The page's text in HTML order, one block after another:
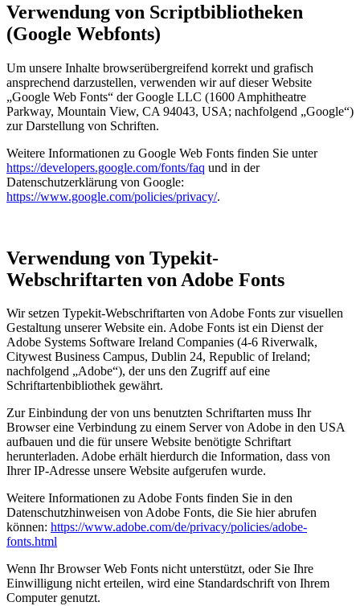
Verwendung von Scriptbibliotheken
(Google Webfonts)
Um unsere Inhalte browserübergreifend korrekt und grafisch
ansprechend darzustellen, verwenden wir auf dieser Website
„Google Web Fonts“ der Google LLC (1600 Amphitheatre
Parkway, Mountain View, CA 94043, USA; nachfolgend „Google“)
zur Darstellung von Schriften.
Weitere Informationen zu Google Web Fonts finden Sie unter
https://developers.google.com/fonts/faq und in der
Datenschutzerklärung von Google:
https://www.google.com/policies/privacy/.
Verwendung von Typekit-
Webschriftarten von Adobe Fonts
Wir setzen Typekit-Webschriftarten von Adobe Fonts zur visuellen
Gestaltung unserer Website ein. Adobe Fonts ist ein Dienst der
Adobe Systems Software Ireland Companies (4-6 Riverwalk,
Citywest Business Campus, Dublin 24, Republic of Ireland;
nachfolgend „Adobe“), der uns den Zugriff auf eine
Schriftartenbibliothek gewährt.
Zur Einbindung der von uns benutzten Schriftarten muss Ihr
Browser eine Verbindung zu einem Server von Adobe in den USA
aufbauen und die für unsere Website benötigte Schriftart
herunterladen. Adobe erhält hierdurch die Information, dass von
Ihrer IP-Adresse unsere Website aufgerufen wurde.
Weitere Informationen zu Adobe Fonts finden Sie in den
Datenschutzhinweisen von Adobe Fonts, die Sie hier abrufen
können: https://www.adobe.com/de/privacy/policies/adobe-
fonts.html
Wenn Ihr Browser Web Fonts nicht unterstützt, oder Sie Ihre
Einwilligung nicht erteilen, wird eine Standardschrift von Ihrem
Computer genutzt.